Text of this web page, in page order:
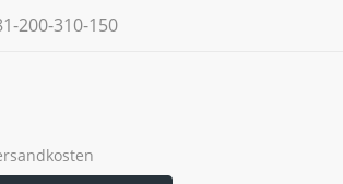
200-310-150